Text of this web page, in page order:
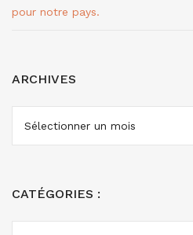
pour notre pays.
ARCHIVES
ARCHIVES
CATÉGORIES :
CATÉGORIES